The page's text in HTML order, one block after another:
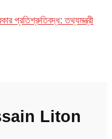
প্রতিশ্রুতিবদ্ধ: তথ্যমন্ত্রী
Liton